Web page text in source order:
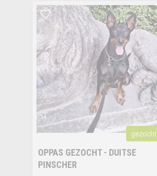
gezocht
OPPAS GEZOCHT - DUITSE
PINSCHER